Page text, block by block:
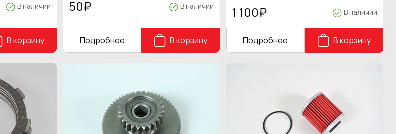
В наличии
В корзину
50₽ В наличии
Подробнее В корзину
1 100₽ В наличии
Подробнее В корзину